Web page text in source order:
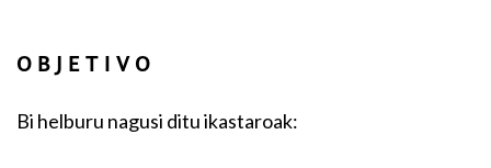
OBJETIVO
Bi helburu nagusi ditu ikastaroak: